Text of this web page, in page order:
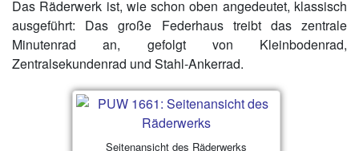
Das Räderwerk ist, wie schon oben angedeutet, klassisch
ausgeführt: Das große Federhaus treibt das zentrale
Minutenrad an, gefolgt von Kleinbodenrad,
Zentralsekundenrad und Stahl-Ankerrad.
Seitenansicht des Räderwerks